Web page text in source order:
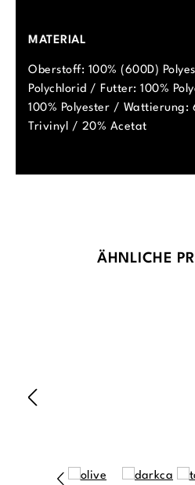
MATERIAL
Oberstoff: 100% (600D)
Polychlorid / Futter: 100%
100% Polyester / Wattierung:
Trivinyl / 20% Acetat
ProduktgalerieÄHNLICHE